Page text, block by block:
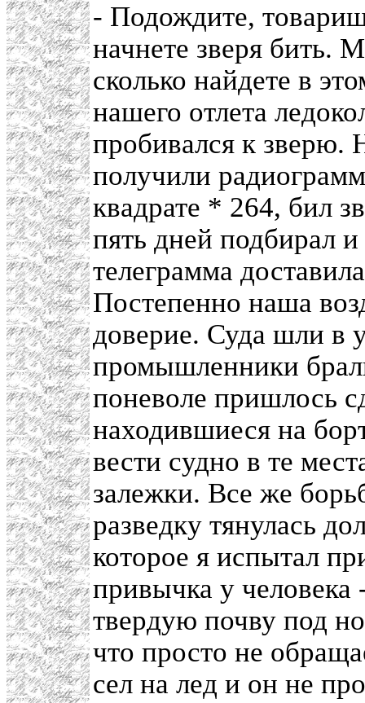
- Подождите,
начнете зверя бить.
сколько найдете в
нашего отлета
пробивался к зверю.
получили
квадрате * 264, бил
пять дней подбирал
телеграмма
Постепенно наша
доверие. Суда шли в
промышленники
поневоле пришлось
находившиеся на
вести судно в те
залежки. Все же
разведку тянулась
которое я испытал
привычка у человека
твердую почву под
что просто не
сел на лед и он не